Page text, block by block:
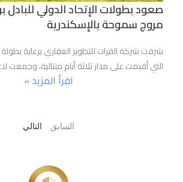
صعود بطولات الإتحاد الدولي للبادل
مروج سموحة بالإسكندرية
شرفت شركة الفرات للتطوير العقاري برعاية بطولة
التي أقيمت على مدار ثلاثة أيام متتالية، وجمعت
اقرأ المزيد »
السابق التالي